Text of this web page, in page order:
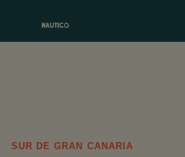
SUR DE GRAN CANARIA